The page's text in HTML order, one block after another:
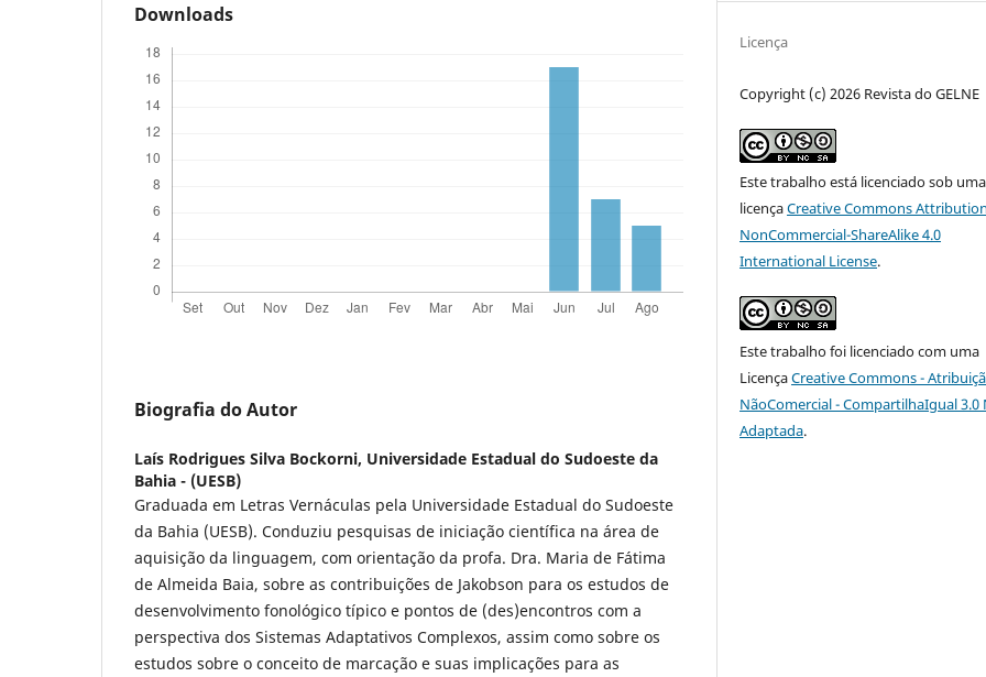
Downloads
Biografia do Autor
Laís Rodrigues Silva Bockorni, Universidade Estadual do Sudoeste da
Bahia - (UESB)
Graduada em Letras Vernáculas pela Universidade Estadual do Sudoeste
da Bahia (UESB). Conduziu pesquisas de iniciação científica na área de
aquisição da linguagem, com orientação da profa. Dra. Maria de Fátima
de Almeida Baia, sobre as contribuições de Jakobson para os estudos de
desenvolvimento fonológico típico e pontos de (des)encontros com a
perspectiva dos Sistemas Adaptativos Complexos, assim como sobre os
estudos sobre o conceito de marcação e suas implicações para as
Licença
Copyright (c) 2026 Revista do GELNE
Este trabalho está licenciado sob uma
licençaCreative Commons
NonCommercial-ShareAlike 4.0
International License.
Este trabalho foi licenciado com uma
LicençaCreative Commons -
NãoComercial - CompartilhaIgual 3.0
Adaptada.